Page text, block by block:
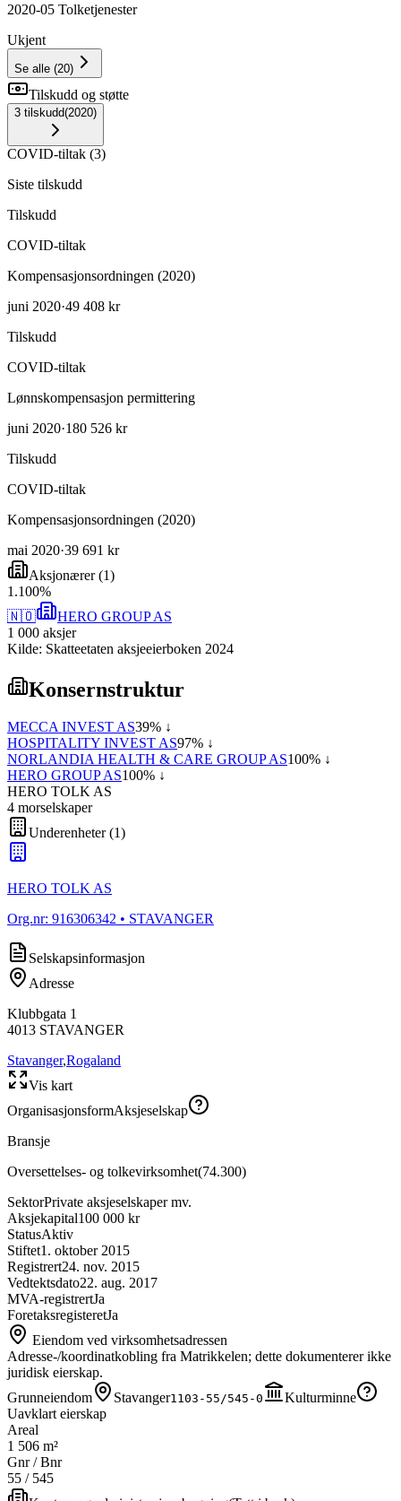
2020-05 Tolketjenester
Ukjent
Se alle (20)
Tilskudd og støtte
3 tilskudd(2020)
COVID-tiltak (3)
Siste tilskudd
Tilskudd
COVID-tiltak
Kompensasjonsordningen (2020)
juni 2020·49 408 kr
Tilskudd
COVID-tiltak
Lønnskompensasjon permittering
juni 2020·180 526 kr
Tilskudd
COVID-tiltak
Kompensasjonsordningen (2020)
mai 2020·39 691 kr
Aksjonærer(1)
1 .100%
🇳🇴
HERO GROUP AS
1 000 aksjer
Kilde: Skatteetaten aksjeeierboken 2024
Konsernstruktur
MECCA INVEST AS39% ↓
HOSPITALITY INVEST AS97% ↓
NORLANDIA HEALTH & CARE GROUP AS100% ↓
HERO GROUP AS100% ↓
HERO TOLK AS
4 morselskaper
Underenheter(1)
HERO TOLK AS
Org.nr: 916306342 • STAVANGER
Selskapsinformasjon
Adresse
Klubbgata 1
4013 STAVANGER
Stavanger,Rogaland
Vis kart
OrganisasjonsformAksjeselskap
Bransje
Oversettelses- og tolkevirksomhet(74.300)
SektorPrivate aksjeselskaper mv.
Aksjekapital100 000 kr
StatusAktiv
Stiftet1. oktober 2015
Registrert24. nov. 2015
Vedtektsdato22. aug. 2017
MVA-registrertJa
ForetaksregisteretJa
Eiendom ved virksomhetsadressen
Adresse-/koordinatkobling fra Matrikkelen; dette dokumenterer ikke
juridisk eierskap.
Grunneiendom
Stavanger1103-55/545-0
Kulturminne
Uavklart eierskap
Areal
1 506 m²
Gnr / Bnr
55 / 545